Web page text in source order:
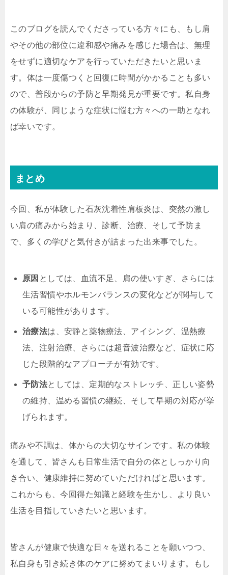
このブログを読んでくださっている方々にも、もし肩
やその他の部位に違和感や痛みを感じた場合は、無理
をせずに適切なケアを行っていただきたいと思いま
す。体は一度傷つくと回復に時間がかかることも多い
ので、普段からの予防と早期発見が重要です。私自身
の体験が、同じような症状に悩む方々への一助となれ
ば幸いです。
まとめ
今回、私が体験した石灰沈着性肩板炎は、突然の激し
い肩の痛みから始まり、診断、治療、そして予防ま
で、多くの学びと気付きが詰まった出来事でした。
原因 としては、血流不足、肩の使いすぎ、さらには
生活習慣やホルモンバランスの変化などが関与して
いる可能性があります。
治療法は、安静と薬物療法、アイシング、温熱療
法、注射治療、さらには超音波治療など、症状に応
じた段階的なアプローチが有効です。
予防法としては、定期的なストレッチ、正しい姿勢
の維持、温める習慣の継続、そして早期の対応が挙
げられます。
痛みや不調は、体からの大切なサインです。私の体験
を通して、皆さんも日常生活で自分の体としっかり向
き合い、健康維持に努めていただければと思います。
これからも、今回得た知識と経験を生かし、より良い
生活を目指していきたいと思います。
皆さんが健康で快適な日々を送れることを願いつつ、
私自身も引き続き体のケアに努めてまいります。もし